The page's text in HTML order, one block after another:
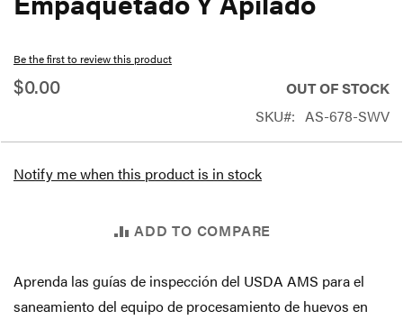
Be the first to review this product
$0.00
OUT OF STOCK
SKU
AS-678-SWV
Notify me when this product is in stock
ADD TO COMPARE
Aprenda las guías de inspección del USDA AMS para el
saneamiento del equipo de procesamiento de huevos en
beginning
the
images